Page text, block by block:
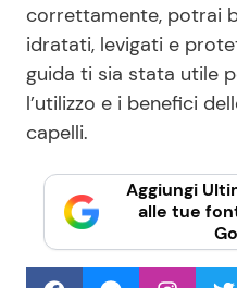
correttamente, potrai
idratati, levigati e
guida ti sia stata utile
l’utilizzo e i benefici
capelli.
Aggiungi
alle tue